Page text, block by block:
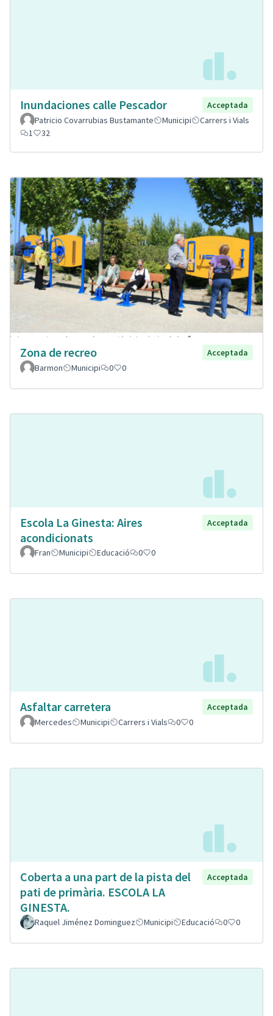
Inundaciones calle Pescador
Acceptada
Patricio Covarrubias Bustamante
Municipi
Carrers i Vials
1
32
Zona de recreo
Acceptada
Barmon
Municipi 0 0
Escola La Ginesta: Aires
acondicionats
Acceptada
Fran Municipi Educació 0 0
Asfaltar carretera
Acceptada
Mercedes
Municipi Carrers i Vials 0 0
Coberta a una part de la pista del
pati de primària. ESCOLA LA
GINESTA.
Acceptada
Raquel Jiménez Dominguez Municipi Educació 0 0